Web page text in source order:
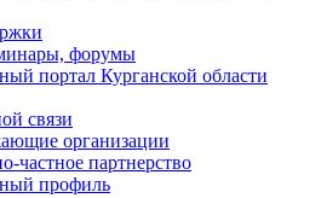
форумы
портал Курганской области
связи
организации
частное партнерство
профиль